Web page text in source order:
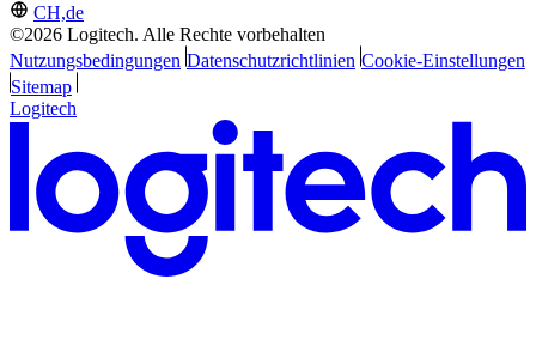
CH,de
©2026 Logitech. Alle Rechte vorbehalten
Nutzungsbedingungen Datenschutzrichtlinien Cookie-Einstellungen
Sitemap
Logitech